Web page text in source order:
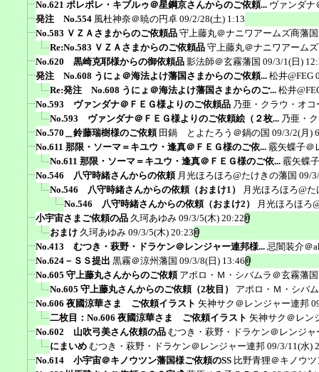
No.621 ポレポレ・キブルゥ＠星鋼京さんからのご依頼... ヴァンダナ
発注 No.554 風杜神奈＠暁の円卓 09/2/28(土) 1:13
No.583 ＶＺＡさまからのご依頼品 守上藤丸＠ナニワアームズ商藩国
Re:No.583 ＶＺＡさまからのご依頼品 守上藤丸＠ナニワアーム
No.620 黒崎克耶様からの御依頼品 影法師＠玄霧藩国 09/3/1(日)
発注 No.608 うにょ＠海法よけ藩国さまからのご依頼... 松井@FEG
Re:発注 No.608 うにょ＠海法よけ藩国さまからのご... 松井
No.593 ヴァンダナ＠ＦＥＧ様よりのご依頼品 乃亜・クラウ・オ
No.593 ヴァンダナ＠ＦＥＧ様よりのご依頼絵（２枚... 乃亜・
No.570＿鈴藤瑞樹様のご依頼 田鍋 とよたろう＠鍋の国 09/3/2(月)
No.611 那限・ソーマ＝キユウ・逢真＠ＦＥＧ様のご依... 霰矢蝶子＠
No.611 那限・ソーマ＝キユウ・逢真＠ＦＥＧ様のご依... 霰矢蝶
No.546 八守時緒さんからの依頼 月光ほろほろ@たけきの藩国 09/
No.546 八守時緒さんからの依頼（おまけ1）
月光ほろほろ@
No.546 八守時緒さんからの依頼（おまけ2）
月光ほろほろ
小宇宙さまご依頼の品 久珂あゆみ 09/3/5(木) 20:22
おまけ 久珂あゆみ 09/3/5(木) 20:23
No.413 むつき・萩野・ドラケン＠レンジャー連邦様... 忌闇装介＠
No.624－ＳＳ提出 黒霧＠涼州藩国 09/3/8(日) 13:46
No.605 守上藤丸さんからのご依頼 アポロ・Ｍ・シバムラ＠玄霧藩国
No.605 守上藤丸さんからのご依頼（2枚目）
アポロ・Ｍ・シバ
No.606 夜國涼華さま ご依頼イラスト 矢神サク＠レンジャー連邦
二枚目：No.606 夜國涼華さま ご依頼イラスト 矢神サク＠レン
No.602 山吹弓美さん依頼の品 むつき・萩野・ドラケン＠レンジャ
にまいめ むつき・萩野・ドラケン＠レンジャー連邦 09/3/11(水)
No.614 小宇宙＠キノウツン藩国様ご依頼のSS 比野青狸＠キノウ